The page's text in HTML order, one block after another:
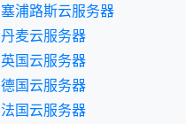
塞浦路斯云服务器
丹麦云服务器
英国云服务器
德国云服务器
法国云服务器